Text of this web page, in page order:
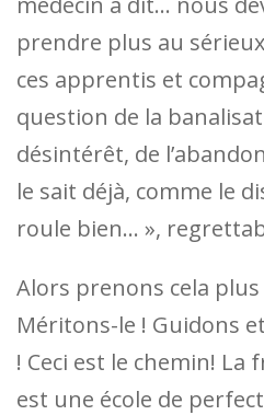
prendre plus au
ces apprentis et
question de la
désintérêt, de
le sait déjà, comme le
roule bien… »,
Alors prenons cela plus
Méritons-le ! Guidons
! Ceci est le chemin! La
est une école de